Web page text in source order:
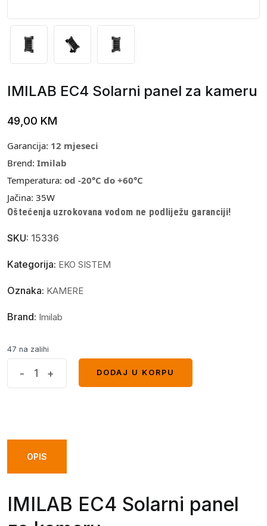
IMILAB EC4 Solarni panel za kameru
49,00 KM
Garancija: 12 mjeseci
Brend: Imilab
Temperatura: od -20°C do +60°C
Jačina: 35W
Oštećenja uzrokovana vodom ne podliježu garanciji!
SKU: 15336
Kategorija: EKO SISTEM
Oznaka: KAMERE
Brand: Imilab
47 na zalihi
kameru
- +
DODAJ U KORPU
OPIS
IMILAB EC4 Solarni panel